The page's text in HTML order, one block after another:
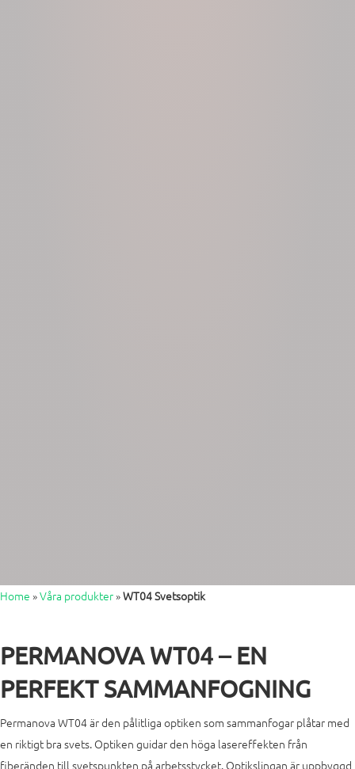
Home »Våra produkter»WT04 Svetsoptik
PERMANOVA WT04 – EN
PERFEKT SAMMANFOGNING
Permanova WT04 är den pålitliga optiken som sammanfogar plåtar med
en riktigt bra svets. Optiken guidar den höga lasereffekten från
fiberänden till svetspunkten på arbetsstycket. Optikslingan är uppbyggd